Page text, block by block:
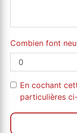
Combien font
En cochant
particulières